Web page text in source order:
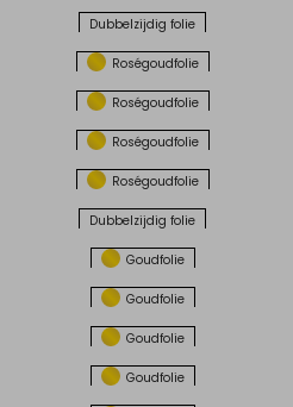
Dubbelzijdig folie
Roségoudfolie
Roségoudfolie
Roségoudfolie
Roségoudfolie
Dubbelzijdig folie
Goudfolie
Goudfolie
Goudfolie
Goudfolie